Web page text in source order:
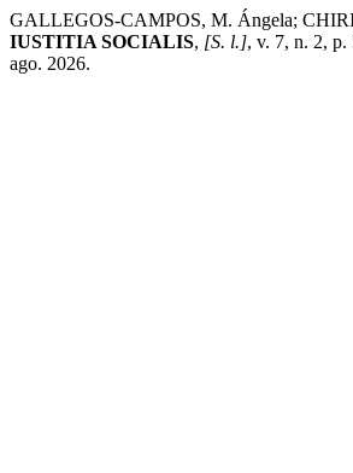
GALLEGOS-CAMPOS, M. Ángela;
IUSTITIA SOCIALIS, [S. l.], v. 7, n. 2,
ago. 2026.